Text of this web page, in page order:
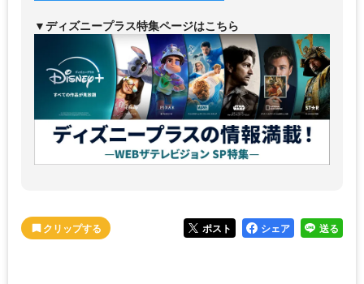
▼ディズニープラス特集ページはこちら
ポスト シェア 送る